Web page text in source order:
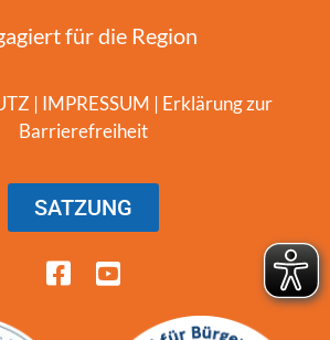
für die Region
| IMPRESSUM | Erklärung zur
Barrierefreiheit
SATZUNG